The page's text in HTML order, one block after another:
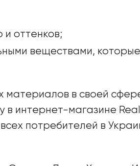
оттенков;
веществами,
материалов в своей
интернет-магазине
потребителей в